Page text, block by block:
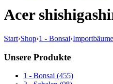
Acer
Start›Shop›1 - Bonsai›Importbäume
Unsere Produkte
1 - Bonsai (455)